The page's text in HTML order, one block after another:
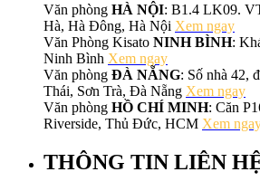
Văn phòng HÀ NỘI: B1.4 LK09.
Hà, Hà Đông, Hà Nội Xem ngay
Văn Phòng Kisato NINH BÌNH:
Ninh Bình Xem ngay
Văn phòng ĐÀ NẴNG: Số nhà 42,
Thái, Sơn Trà, Đà Nẵng Xem ngay
Văn phòng HỒ CHÍ MINH: Căn
Riverside, Thủ Đức, HCM Xem
THÔNG TIN LIÊN